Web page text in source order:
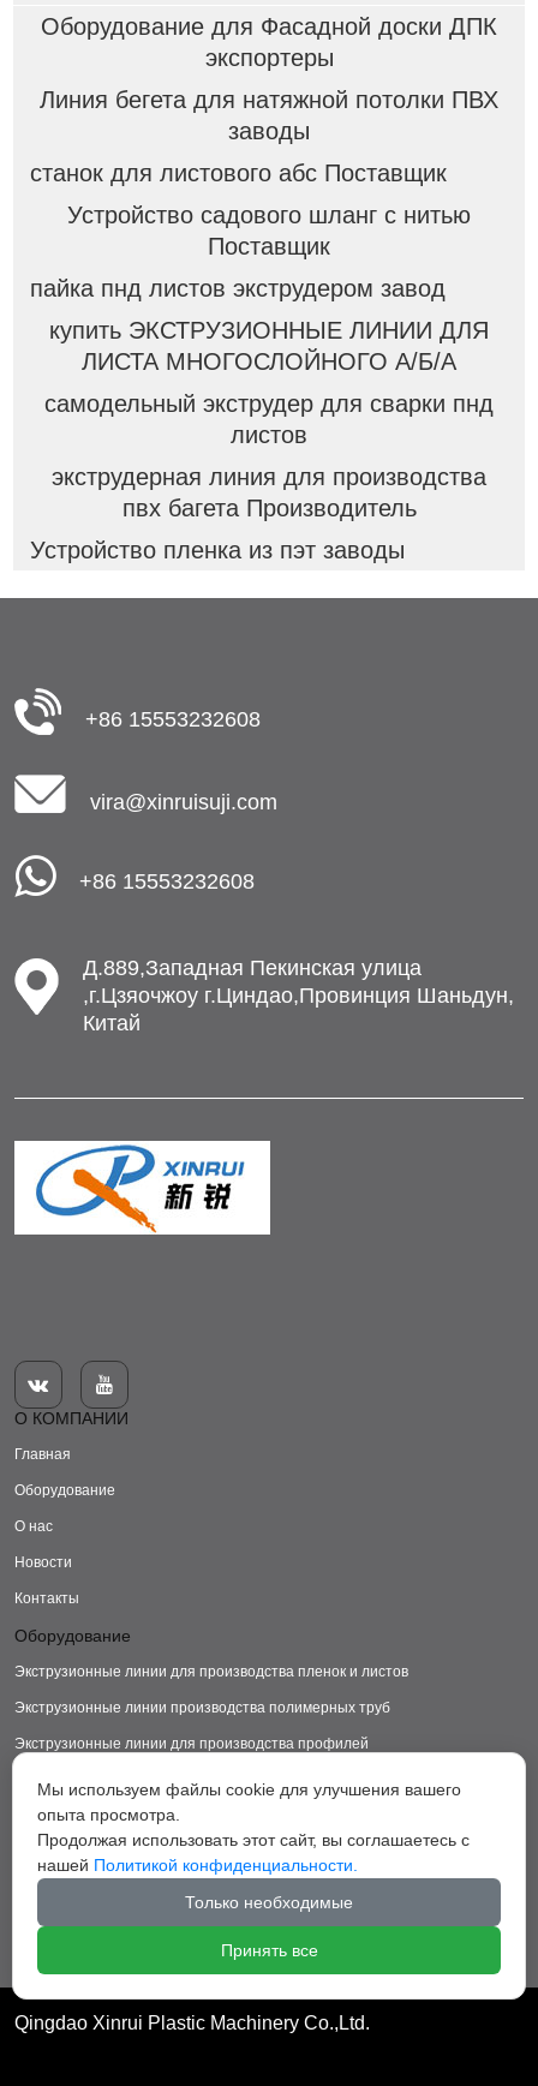
Оборудование для Фасадной доски ДПК
экспортеры
Линия бегета для натяжной потолки ПВХ
заводы
станок для листового абс Поставщик
Устройство садового шланг с нитью
Поставщик
пайка пнд листов экструдером завод
купить ЭКСТРУЗИОННЫЕ ЛИНИИ ДЛЯ
ЛИСТА МНОГОСЛОЙНОГО А/Б/А
самодельный экструдер для сварки пнд
листов
экструдерная линия для производства
пвх багета Производитель
Устройство пленка из пэт заводы
+86 15553232608
vira@xinruisuji.com
+86 15553232608
Д.889,Западная Пекинская улица
,г.Цзяочжоу г.Циндао,Провинция Шаньдун,
Китай


О КОМПАНИИ
Главная
Оборудование
О нас
Новости
Контакты
Оборудование
Экструзионные линии для производства пленок и листов
Экструзионные линии производства полимерных труб
Экструзионные линии для производства профилей
Экструзионные линии для производства пластиковых ковриков
Экструзионные линии для производства грануляторы
Вспомогательное оборудование
Qingdao Xinrui Plastic Machinery Co.,Ltd.
Мы используем файлы cookie для улучшения вашего
опыта просмотра.
Продолжая использовать этот сайт, вы соглашаетесь с
нашей Политикой конфиденциальности.
Только необходимые
Принять все